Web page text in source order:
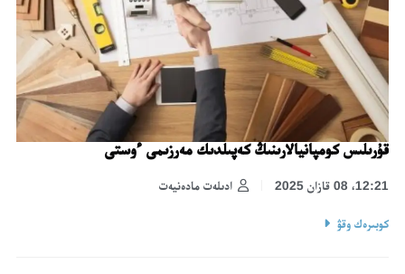
قۇرىلىس كومپانيالارىنىڭ كەپىلدىك مەرزىمى ءوستى
ادىلەت مادەنيەت 12:21، 08 قازان 2025
كوبىرەك وقۋ